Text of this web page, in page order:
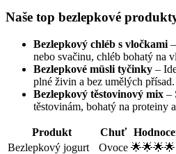
Naše top bezlepkové
Bezlepkový chléb s vločkami
nebo svačinu, chléb bohatý na
Bezlepkové müsli tyčinky –
plné živin a bez umělých přísad.
Bezlepkový těstovinový mix –
těstovinám, bohatý na proteiny
Produkt Chuť
Bezlepkový jogurt
Ovoce 🌟🌟🌟🌟